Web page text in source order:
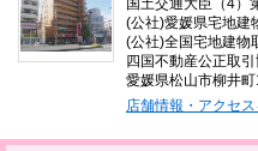
(公社)愛媛県宅地建
(公社)全国宅地建物
四国不動産公正取
愛媛県松山市柳井
店舗情報・アクセ